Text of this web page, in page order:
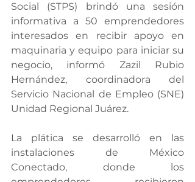
Social (STPS) brindó una sesión
informativa a 50 emprendedores
interesados en recibir apoyo en
maquinaria y equipo para iniciar su
negocio, informó Zazil Rubio
Hernández, coordinadora del
Servicio Nacional de Empleo (SNE)
Unidad Regional Juárez.
La plática se desarrolló en las
instalaciones de México
Conectado, donde los